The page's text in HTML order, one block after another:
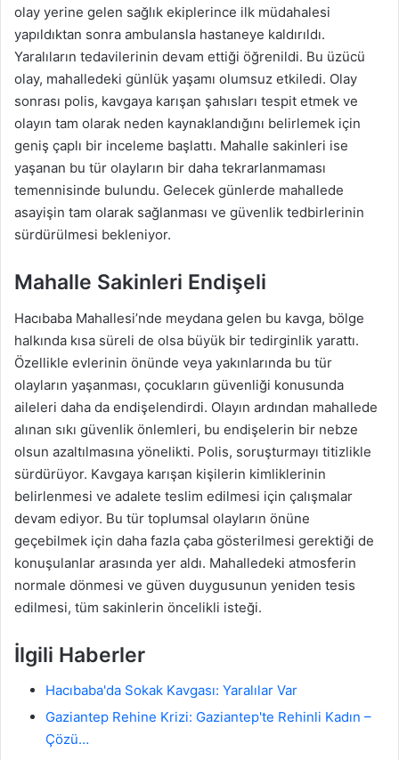
olay yerine gelen sağlık ekiplerince ilk müdahalesi
yapıldıktan sonra ambulansla hastaneye kaldırıldı.
Yaralıların tedavilerinin devam ettiği öğrenildi. Bu üzücü
olay, mahalledeki günlük yaşamı olumsuz etkiledi. Olay
sonrası polis, kavgaya karışan şahısları tespit etmek ve
olayın tam olarak neden kaynaklandığını belirlemek için
geniş çaplı bir inceleme başlattı. Mahalle sakinleri ise
yaşanan bu tür olayların bir daha tekrarlanmaması
temennisinde bulundu. Gelecek günlerde mahallede
asayişin tam olarak sağlanması ve güvenlik tedbirlerinin
sürdürülmesi bekleniyor.
Mahalle Sakinleri Endişeli
Hacıbaba Mahallesi’nde meydana gelen bu kavga, bölge
halkında kısa süreli de olsa büyük bir tedirginlik yarattı.
Özellikle evlerinin önünde veya yakınlarında bu tür
olayların yaşanması, çocukların güvenliği konusunda
aileleri daha da endişelendirdi. Olayın ardından mahallede
alınan sıkı güvenlik önlemleri, bu endişelerin bir nebze
olsun azaltılmasına yönelikti. Polis, soruşturmayı titizlikle
sürdürüyor. Kavgaya karışan kişilerin kimliklerinin
belirlenmesi ve adalete teslim edilmesi için çalışmalar
devam ediyor. Bu tür toplumsal olayların önüne
geçebilmek için daha fazla çaba gösterilmesi gerektiği de
konuşulanlar arasında yer aldı. Mahalledeki atmosferin
normale dönmesi ve güven duygusunun yeniden tesis
edilmesi, tüm sakinlerin öncelikli isteği.
İlgili Haberler
Hacıbaba'da Sokak Kavgası: Yaralılar Var
Gaziantep Rehine Krizi: Gaziantep'te Rehinli Kadın –
Çözü…